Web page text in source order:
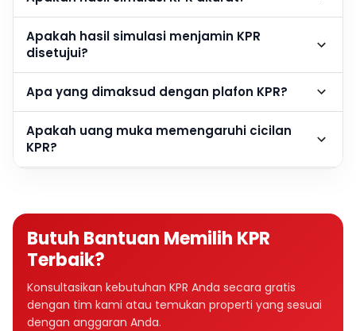
Apakah hasil simulasi menjamin KPR
disetujui?
Apa yang dimaksud dengan plafon KPR?
Apakah uang muka memengaruhi cicilan
KPR?
Apakah semakin besar DP semakin baik?
Bagaimana tenor memengaruhi cicilan KPR?
Tenor KPR 10, 15, atau 20 tahun, mana yang
Butuh Bantuan Memilih KPR
Terbaik?
Konsultasikan kebutuhan KPR Anda secara gratis
dengan tim kami atau temukan properti yang sesuai
dengan anggaran Anda.